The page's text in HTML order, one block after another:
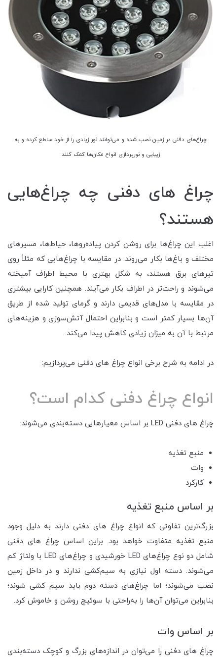
چراغ‌های دفنی در زمین نصب شده و می‌توانند نور زیادی را از خود ساطع کرده و به
زیبایی و نورپردازی انواع مکان‌ها کمک کنند
چراغ های دفنی چه چراغ‌هایی
هستند؟
اغلب این چراغ‌ها برای روشن کردن پیاده‌روها، حیاط‌ها، مسیرهای
مختلف و باغ‌ها بکار می‌روند. در مقایسه با چراغ‌هایی که مثلاً روی
تیرهای برق هستند، به شکل بهتری با محیط اطراف آمیخته
می‌شوند و راحت‌تر در اطراف بکار می‌آیند. همچنین کارایی بیشتری
در مقایسه با مدل‌های قدیمی دارند و گرمای تولید شده از طریق
آن‌ها بسیار کمتر است و بنابراین احتمال آتش‌سوزی و هزینه‌های
مرتبط با آن به میزان زیادی کاهش پیدا می‌کند.
در ادامه به شرح برخی انواع چراغ های دفنی می‌پردازیم:
انواع چراغ دفنی کدام است؟
چراغ های دفنی LED بر اساس معیارهایی دسته‌بندی می‌شوند:
منبع تغذیه
وات
کارکرد
بر اساس منبع تغذیه
بزرگ‌ترین تفاوتی که انواع چراغ های دفنی دارند به دلیل وجود
منبع تغذیه متفاوت خواهد بود. براین اساس چراغ های دفنی
شامل دو نوع چراغ‌های LED خورشیدی و چراغ‌های LED با ولتاژ کم
می‌شوند. دسته اول نیازی به سیم‌کشی ندارند و در داخل زمین
نصب می‌شوند؛ اما چراغ‌های دسته دوم باید سیم کشی شوند؛
بنابراین می‌توان آن‌ها را به‌راحتی با سوئیچ روشن و خاموش کرد.
بر اساس وات
چراغ های دفنی را می‌توان در اندازه‌های بزرگ و کوچک دسته‌بندی